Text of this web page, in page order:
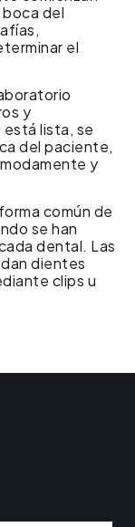
del
el
y
lista, se
del paciente,
y
común de
se han
dental. Las
dientes
clips u